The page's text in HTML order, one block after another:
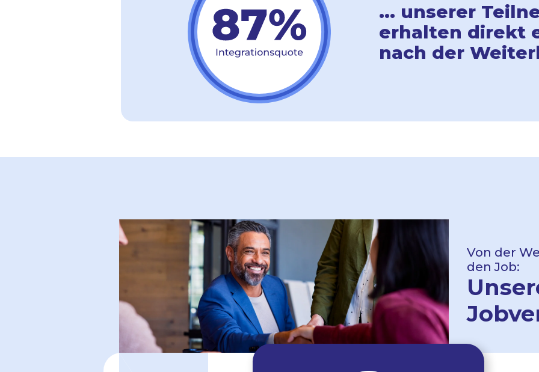
... unserer
erhalten direkt
nach der
Von der
den Job: